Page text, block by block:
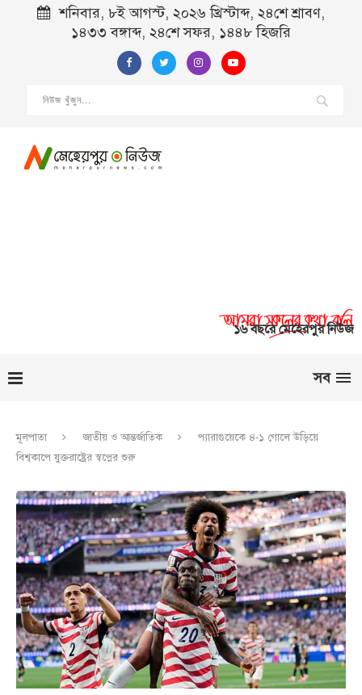
শনিবার, ৮ই আগস্ট, ২০২৬ খ্রিস্টাব্দ, ২৪শে শ্রাবণ,
১৪৩৩ বঙ্গাব্দ, ২৪শে সফর, ১৪৪৮ হিজরি
১৬ বছরে মেহেরপুর নিউজ
সব
মূলপাতা জাতীয় ও আন্তর্জাতিক
প্যারাগুয়েকে ৪-১ গোলে উড়িয়ে
বিশ্বকাপে যুক্তরাষ্ট্রের স্বপ্নের শুরু